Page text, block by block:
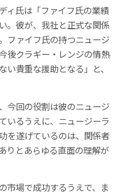
ィ氏は「ファイフ氏の業績
。彼が、我社と正式な関係
ファイフ氏の持つニュージ
後クラギー・レンジの情熱
貴重な援助となる」と、
今回の役割は彼のニュージ
いるうえに、ニュージーラ
を遂げているのは、関係者
りとあらゆる直面の理解が
市場で成功するうえで、ま